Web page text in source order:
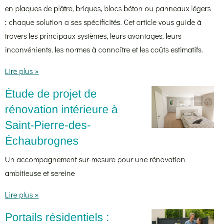
en plaques de plâtre, briques, blocs béton ou panneaux légers
: chaque solution a ses spécificités. Cet article vous guide à
travers les principaux systèmes, leurs avantages, leurs
inconvénients, les normes à connaître et les coûts estimatifs.
Lire plus »
Étude de projet de
rénovation intérieure à
Saint-Pierre-des-
Échaubrognes
Un accompagnement sur-mesure pour une rénovation
ambitieuse et sereine
Lire plus »
Portails résidentiels :